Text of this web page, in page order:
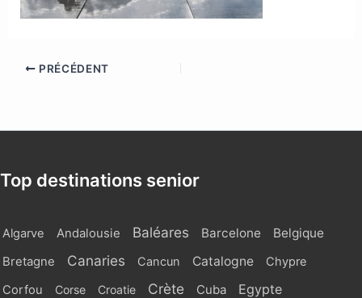
PRÉCÉDENT
Top destinations senior
Algarve Andalousie Baléares Barcelone Belgique
Bretagne Canaries Cancun Catalogne
Chypre
Corfou
Corse Croatie Crète Cuba Egypte